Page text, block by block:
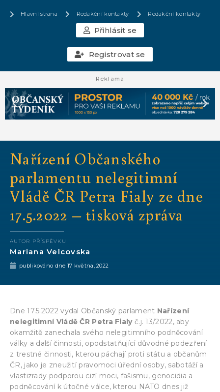
Hlavní strana Redakční kontakty Redakční kontakty
Přihlásit se
Registrovat se
Reklama
Nařízení Občanského
parlamentu nelegitimní
Vládě ČR Petra Fialy ze dne
17.5.2022 – tisková zpráva
AUTOR PŘÍSPĚVKU
Mariana Velcovska
publikováno dne 17 května, 2022
Dne 17.5.2022 vydal Občanský parlament Nařízení
nelegitimní Vládě ČR Petra Fialyč.j. 13/2022, aby
okamžitě zanechala svého nelegitimního podněcování
války a další činnosti, opodstatňující důvodné podezření
z trestné činnosti, kterou páchají proti státu a občanům
ČR, jako je zneužití pravomoci úřední osoby, sabotáží a
vlastizrady podporou cizí moci, fašismu, genocidia a
podněcování k útočné válce, kterou NATO dnes již